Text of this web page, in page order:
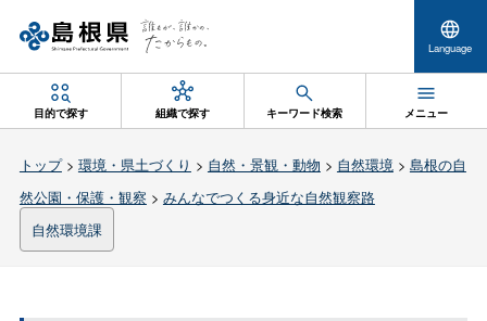
Language
目的で探す 組織で探す キーワード検索 メニュー
トップ> 環境・県土づくり > 自然・景観・動物 > 自然環境> 島根の自
然公園・保護・観察 > みんなでつくる身近な自然観察路
自然環境課